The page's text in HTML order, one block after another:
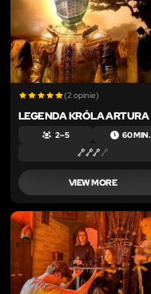
(2 opinie)
LEGENDA KRÓLA ARTURA
2 – 5 60 MIN.
VIEW MORE